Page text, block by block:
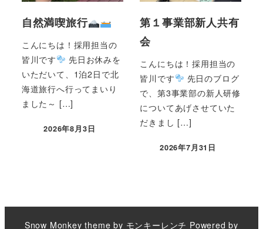
自然満喫旅行
こんにちは！採用担当の
皆川です
先日お休みを
いただいて、1泊2日で北
海道旅行へ行ってまいり
ました～ […]
2026年8月3日
第１事業部新人共有
会
こんにちは！採用担当の
皆川です
先日のブログ
で、第3事業部の新人研修
についてあげさせていた
だきまし […]
2026年7月31日
Snow Monkey theme by モンキーレンチ Powered by